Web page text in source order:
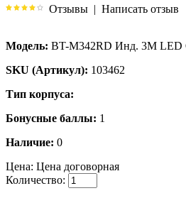
Отзывы | Написать отзыв
Модель: BT-M342RD Инд. 3M LED
SKU (Артикул): 103462
Тип корпуса:
Бонусные баллы: 1
Наличие: 0
Цена: Цена договорная
Количество: